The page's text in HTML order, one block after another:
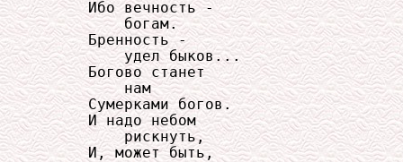
     Ибо вечность -
         богам.
     Бренность -
         удел быков...
     Богово станет
         нам
     Сумерками богов.
     И надо небом
         рискнуть,
     И, может быть,